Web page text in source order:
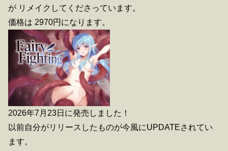
が リメイクしてくださっています。
価格は 2970円になります。
2026年7月23日に発売しました！
以前自分がリリースしたものが今風にUPDATEされてい
ます。